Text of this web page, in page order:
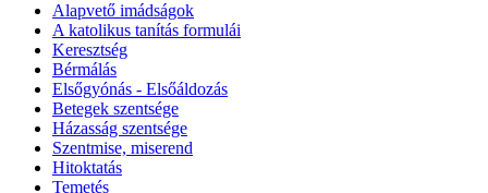
Alapvető imádságok
A katolikus tanítás formulái
Keresztség
Bérmálás
Elsőgyónás - Elsőáldozás
Betegek szentsége
Házasság szentsége
Szentmise, miserend
Hitoktatás
Temetés